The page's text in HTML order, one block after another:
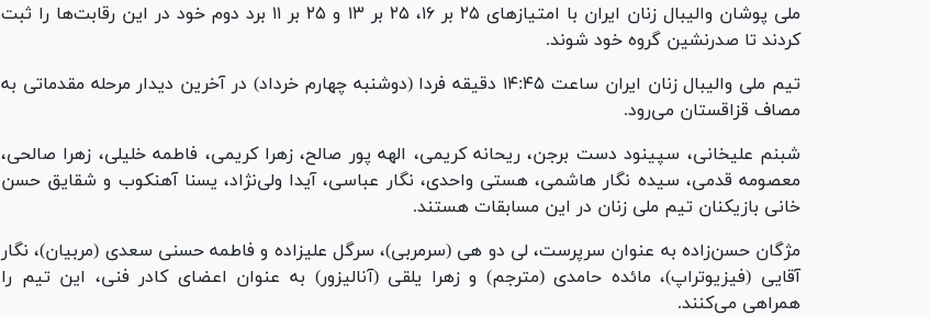
ملی پوشان والیبال زنان ایران با امتیاز‌های ۲۵ بر ۱۶، ۲۵ بر ۱۳ و ۲۵ بر ۱۱ برد دوم خود در این رقابت‌ها را ثبت
کردند تا صدرنشین گروه خود شوند.
تیم ملی والیبال زنان ایران ساعت ۱۴:۴۵ دقیقه فردا (دوشنبه چهارم خرداد) در آخرین دیدار مرحله مقدماتی به
مصاف قزاقستان می‌رود.
شبنم علیخانی، سپینود دست برجن، ریحانه کریمی، الهه پور صالح، زهرا کریمی، فاطمه خلیلی، زهرا صالحی،
معصومه قدمی، سیده نگار هاشمی، هستی واحدی، نگار عباسی، آیدا ولی‌نژاد، یسنا آهنکوب و شقایق حسن
خانی بازیکنان تیم ملی زنان در این مسابقات هستند.
مژگان حسن‌زاده به عنوان سرپرست، لی دو هی (سرمربی)، سرگل علیزاده و فاطمه حسنی سعدی (مربیان)، نگار
آقایی (فیزیوتراپ)، مائده حامدی (مترجم) و زهرا یلقی (آنالیزور) به عنوان اعضای کادر فنی، این تیم را
همراهی می‌کنند.